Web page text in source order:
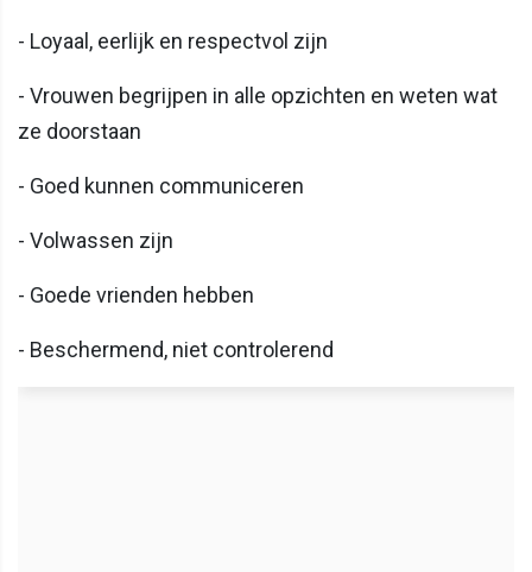
- Loyaal, eerlijk en respectvol zijn
- Vrouwen begrijpen in alle opzichten en weten wat
ze doorstaan
- Goed kunnen communiceren
- Volwassen zijn
- Goede vrienden hebben
- Beschermend, niet controlerend